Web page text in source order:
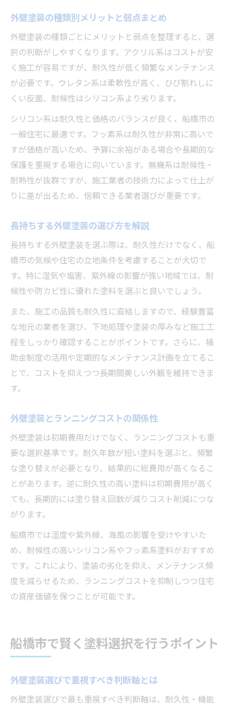
外壁塗装の種類別メリットと弱点まとめ
外壁塗装の種類ごとにメリットと弱点を整理すると、選
択の判断がしやすくなります。アクリル系はコストが安
く施工が容易ですが、耐久性が低く頻繁なメンテナンス
が必要です。ウレタン系は柔軟性が高く、ひび割れしに
くい反面、耐候性はシリコン系より劣ります。
シリコン系は耐久性と価格のバランスが良く、船橋市の
一般住宅に最適です。フッ素系は耐久性が非常に高いで
すが価格が高いため、予算に余裕がある場合や長期的な
保護を重視する場合に向いています。無機系は耐候性・
耐熱性が抜群ですが、施工業者の技術力によって仕上が
りに差が出るため、信頼できる業者選びが重要です。
長持ちする外壁塗装の選び方を解説
長持ちする外壁塗装を選ぶ際は、耐久性だけでなく、船
橋市の気候や住宅の立地条件を考慮することが大切で
す。特に湿気や塩害、紫外線の影響が強い地域では、耐
候性や防カビ性に優れた塗料を選ぶと良いでしょう。
また、施工の品質も耐久性に直結しますので、経験豊富
な地元の業者を選び、下地処理や塗装の厚みなど施工工
程をしっかり確認することがポイントです。さらに、補
助金制度の活用や定期的なメンテナンス計画を立てるこ
とで、コストを抑えつつ長期間美しい外観を維持できま
す。
外壁塗装とランニングコストの関係性
外壁塗装は初期費用だけでなく、ランニングコストも重
要な選択基準です。耐久年数が短い塗料を選ぶと、頻繁
な塗り替えが必要となり、結果的に総費用が高くなるこ
とがあります。逆に耐久性の高い塗料は初期費用が高く
ても、長期的には塗り替え回数が減りコスト削減につな
がります。
船橋市では湿度や紫外線、海風の影響を受けやすいた
め、耐候性の高いシリコン系やフッ素系塗料がおすすめ
です。これにより、塗装の劣化を抑え、メンテナンス頻
度を減らせるため、ランニングコストを抑制しつつ住宅
の資産価値を保つことが可能です。
船橋市で賢く塗料選択を行うポイント
外壁塗装選びで重視すべき判断軸とは
外壁塗装選びで最も重視すべき判断軸は、耐久性・機能